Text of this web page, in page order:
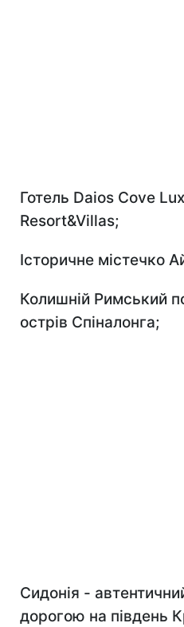
Готель Daios Cove
Resort&Villas;
Історичне містечко
Колишній Римський
острів Спіналонга;
Сидонія -
дорогою на південь